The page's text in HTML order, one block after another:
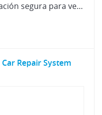
Vehículos (CAT) en manipulación segura para vehículos eléctricos e híbridos, dando respuesta a lo establecido por el Real Decreto 265undefined2021 sobre vehículos al final de su vida útil.
Car RepairSystem